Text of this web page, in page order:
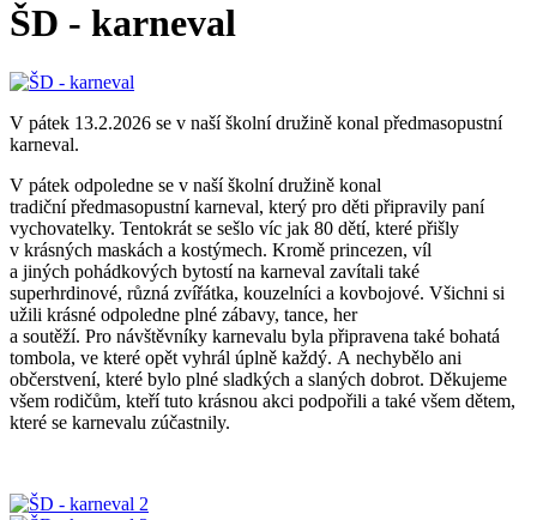
ŠD - karneval
V pátek 13.2.2026 se v naší školní družině konal předmasopustní
karneval.
V pátek odpoledne se v naší školní družině konal
tradiční předmasopustní karneval, který pro děti připravily paní
vychovatelky. Tentokrát se sešlo víc jak 80 dětí, které přišly
v krásných maskách a kostýmech. Kromě princezen, víl
a jiných pohádkových bytostí na karneval zavítali také
superhrdinové, různá zvířátka, kouzelníci a kovbojové. Všichni si
užili krásné odpoledne plné zábavy, tance, her
a soutěží. Pro návštěvníky karnevalu byla připravena také bohatá
tombola, ve které opět vyhrál úplně každý. A nechybělo ani
občerstvení, které bylo plné sladkých a slaných dobrot. Děkujeme
všem rodičům, kteří tuto krásnou akci podpořili a také všem dětem,
které se karnevalu zúčastnily.